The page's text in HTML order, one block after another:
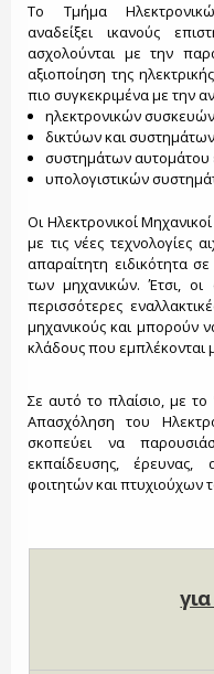
Το Τμήμα
αναδείξει ικανούς
ασχολούνται με την
αξιοποίηση της
πιο συγκεκριμένα με την
ηλεκτρονικών
δικτύων και
συστημάτων αυτομάτου
υπολογιστικών
Οι Ηλεκτρονικοί
με τις νέες τεχνολογίες
απαραίτητη ειδικότητα
των μηχανικών. Έτσι, οι
περισσότερες
μηχανικούς και μπορούν
κλάδους που εμπλέκονται
Σε αυτό το πλαίσιο, με το
Απασχόληση του
σκοπεύει να
εκπαίδευσης,
φοιτητών και πτυχιούχων